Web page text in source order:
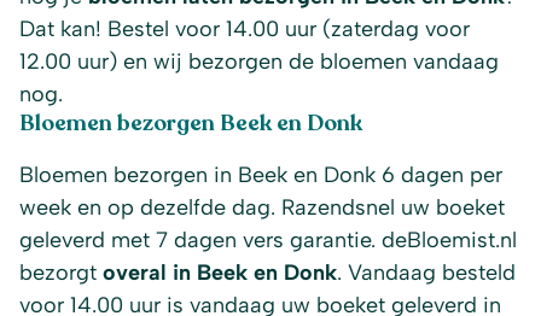
Dat kan! Bestel voor 14.00 uur (zaterdag voor
12.00 uur) en wij bezorgen de bloemen vandaag
nog.
Bloemen bezorgen Beek en Donk
Bloemen bezorgen in Beek en Donk 6 dagen per
week en op dezelfde dag. Razendsnel uw boeket
geleverd met 7 dagen vers garantie. deBloemist.nl
bezorgt overal in Beek en Donk. Vandaag besteld
voor 14.00 uur is vandaag uw boeket geleverd in